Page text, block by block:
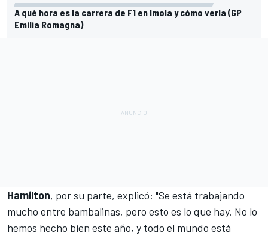
A qué hora es la carrera de F1 en Imola y cómo verla (GP
Emilia Romagna)
Hamilton, por su parte, explicó: "Se está trabajando
mucho entre bambalinas, pero esto es lo que hay. No lo
hemos hecho bien este año, y todo el mundo está